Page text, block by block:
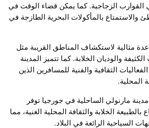
القوارب الزجاجية. كما يمكن قضاء الوقت في
والاستمتاع بالمأكولات البحرية الطازجة في
مثالية لاستكشاف المناطق القريبة مثل
والوديان الخلابة. كما تتميز المدينة
الثقافية والفنية للمسافرين الذين
المحلية.
مارنولي الساحلية في جورجيا توفر
الخلابة والثقافة المحلية الغنية، مما
السياحية الرائعة في البلاد.